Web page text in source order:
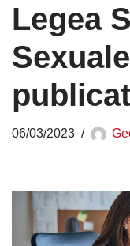
Legea
06/03/2023